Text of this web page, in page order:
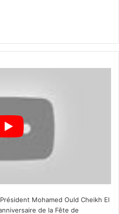
Mohamed Ould Cheikh El
de la Fête de